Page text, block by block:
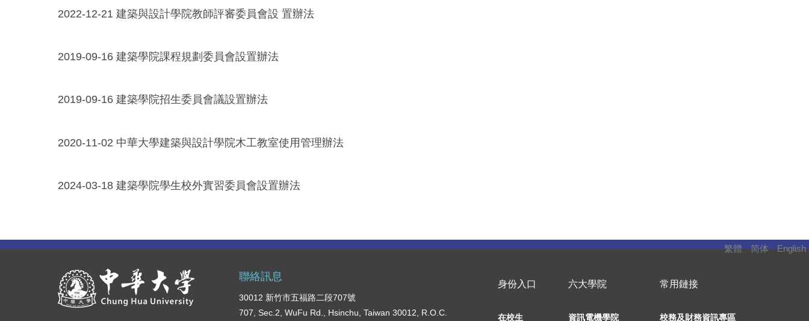
2022-12-21 建築與設計學院教師評審委員會設 置辦法
2019-09-16 建築學院課程規劃委員會設置辦法
2019-09-16 建築學院招生委員會議設置辦法
2020-11-02 中華大學建築與設計學院木工教室使用管理辦法
2024-03-18 建築學院學生校外實習委員會設置辦法
繁體 简体 English
聯絡訊息
30012 新竹市五福路二段707號
707, Sec.2, WuFu Rd., Hsinchu, Taiwan 30012, R.O.C.
身份入口
在校生
六大學院
資訊電機學院
常用鏈接
校務及財務資訊專區